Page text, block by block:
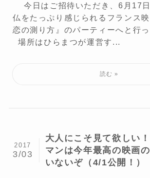
今日はご招待いただき、6月17
仏をたっぷり感じられるフランス
恋の測り方』のパーティーへと行っ
場所はひらまつが運営す...
大人にこそ見て欲しい
マンは今年最高の映画
いないぞ（4/1公開！）
2017
3/03